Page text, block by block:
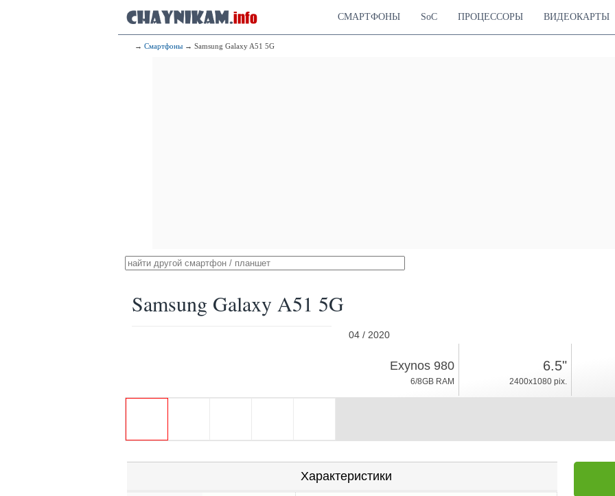
СМАРТФОНЫ SoC ПРОЦЕССОРЫ ВИДЕОКАРТЫ
→ Смартфоны → Samsung Galaxy A51 5G
Samsung Galaxy A51 5G
04 / 2020
Android 10, One UI
Exynos 980
6/8GB RAM
6.5"
2400x1080 pix.
Характеристики